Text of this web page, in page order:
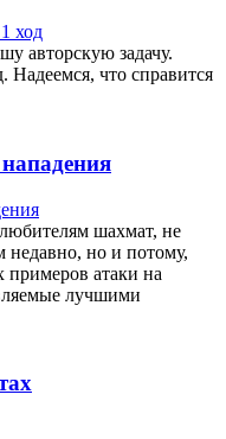
авторскую задачу.
Надеемся, что справится
шахмат, не
недавно, но и потому,
примеров атаки на
лучшими